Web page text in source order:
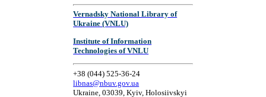
Vernadsky National Library of
Ukraine (VNLU)
Institute of Information
Technologies of VNLU
+38 (044) 525-36-24
libnas@nbuv.gov.ua
Ukraine, 03039, Kyiv, Holosiivskyi